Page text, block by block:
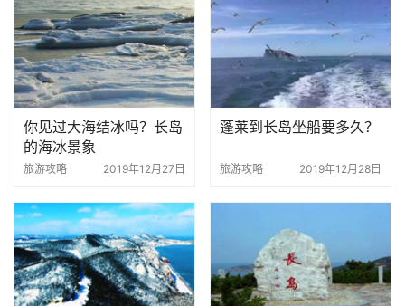
你见过大海结冰吗？长岛
的海冰景象
旅游攻略 2019年12月27日
蓬莱到长岛坐船要多久？
旅游攻略 2019年12月28日